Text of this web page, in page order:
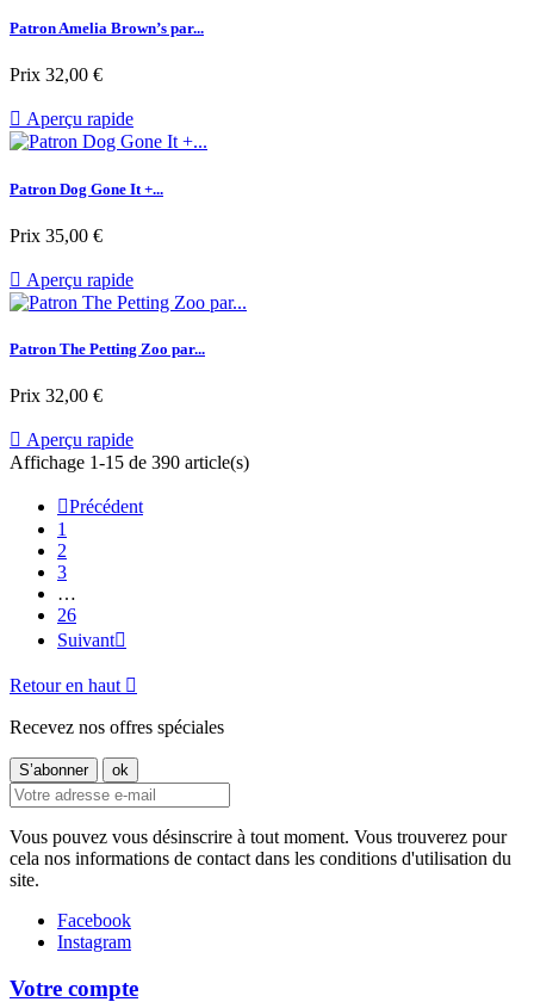
Patron Amelia Brown’s par...
Prix 32,00 €
 Aperçu rapide
Patron Dog Gone It +...
Prix 35,00 €
 Aperçu rapide
Patron The Petting Zoo par...
Prix 32,00 €
 Aperçu rapide
Affichage 1-15 de 390 article(s)
Précédent
1
2
3
…
26
Suivant
Retour en haut 
Recevez nos offres spéciales
Vous pouvez vous désinscrire à tout moment. Vous trouverez pour
cela nos informations de contact dans les conditions d'utilisation du
site.
Facebook
Instagram
Votre compte